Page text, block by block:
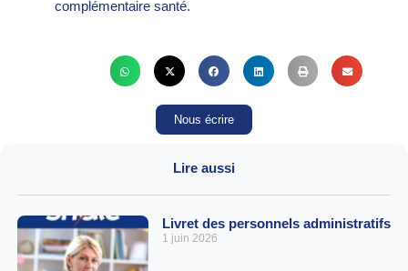
complémentaire santé.
Nous écrire
Lire aussi
Livret des personnels administratifs
1 juin 2026